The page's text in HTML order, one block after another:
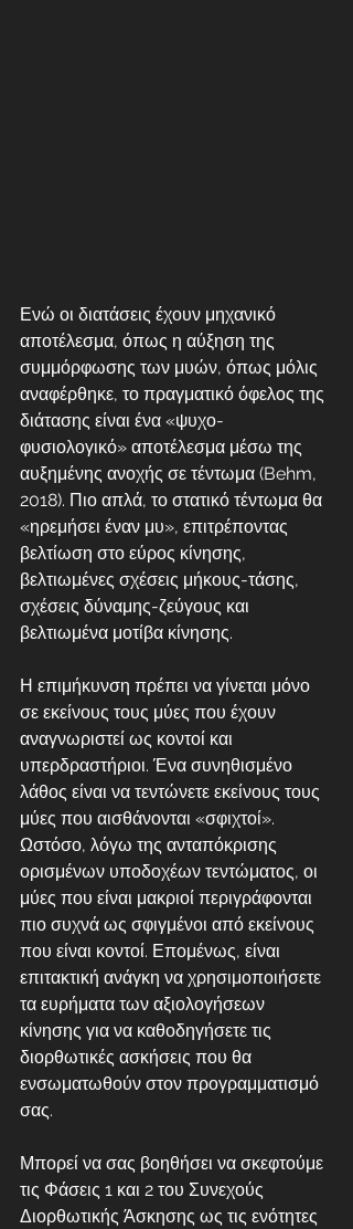
Ενώ οι διατάσεις έχουν μηχανικό
αποτέλεσμα, όπως η αύξηση της
συμμόρφωσης των μυών, όπως μόλις
αναφέρθηκε, το πραγματικό όφελος της
διάτασης είναι ένα «ψυχο-
φυσιολογικό» αποτέλεσμα μέσω της
αυξημένης ανοχής σε τέντωμα (Behm,
2018). Πιο απλά, το στατικό τέντωμα θα
«ηρεμήσει έναν μυ», επιτρέποντας
βελτίωση στο εύρος κίνησης,
βελτιωμένες σχέσεις μήκους-τάσης,
σχέσεις δύναμης-ζεύγους και
βελτιωμένα μοτίβα κίνησης.
Η επιμήκυνση πρέπει να γίνεται μόνο
σε εκείνους τους μύες που έχουν
αναγνωριστεί ως κοντοί και
υπερδραστήριοι. Ένα συνηθισμένο
λάθος είναι να τεντώνετε εκείνους τους
μύες που αισθάνονται «σφιχτοί».
Ωστόσο, λόγω της ανταπόκρισης
ορισμένων υποδοχέων τεντώματος, οι
μύες που είναι μακριοί περιγράφονται
πιο συχνά ως σφιγμένοι από εκείνους
που είναι κοντοί. Επομένως, είναι
επιτακτική ανάγκη να χρησιμοποιήσετε
τα ευρήματα των αξιολογήσεων
κίνησης για να καθοδηγήσετε τις
διορθωτικές ασκήσεις που θα
ενσωματωθούν στον προγραμματισμό
σας.
Μπορεί να σας βοηθήσει να σκεφτούμε
τις Φάσεις 1 και 2 του Συνεχούς
Διορθωτικής Άσκησης ως τις ενότητες